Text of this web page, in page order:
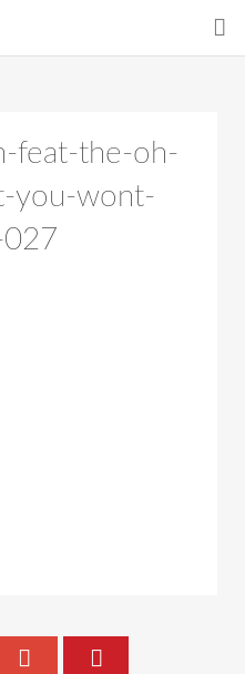
feat-the-oh-
you-wont-
027